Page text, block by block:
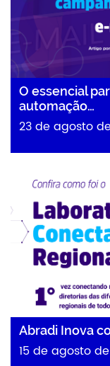
O essencial
automação…
23 de agosto
Abradi Inova com
Abradi Inova
15 de agosto